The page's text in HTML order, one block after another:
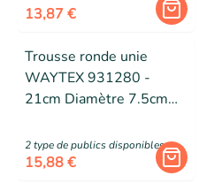
13,87 €
Trousse ronde unie
WAYTEX 931280 -
21cm Diamètre 7.5cm
2type de publics disponibles
15,88 €